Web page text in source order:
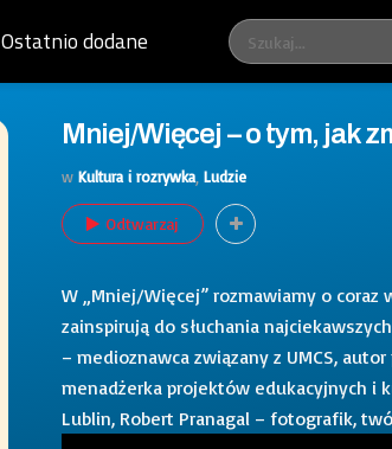
Ostatnio dodane
Mniej/Więcej – o tym, jak
w Kultura i rozrywka Ludzie
Odtwarzaj
W „Mniej/Więcej” rozmawiamy o
zainspirują do słuchania
– medioznawca związany z UMCS,
menadżerka projektów edukacyjnych i
Lublin, Robert Pranagal – fotografik,